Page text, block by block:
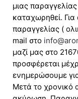
μιας
καταχωρηθεί.
παραγγελίας (
mail στο
μαζί μας στο
προσφέρεται
ενημερώσουμε
Μετά το χρονικό